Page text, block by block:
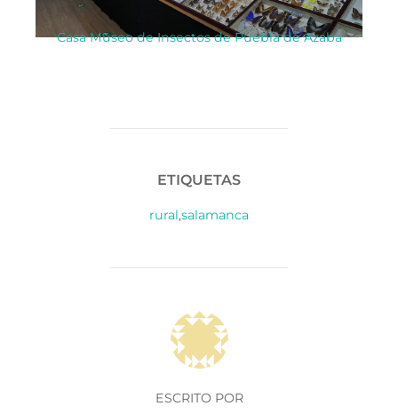
Casa Museo de Insectos de Puebla de Azaba
ETIQUETAS
rural,salamanca
AUTOR DE LA PUBLICACIÓN
ESCRITO POR